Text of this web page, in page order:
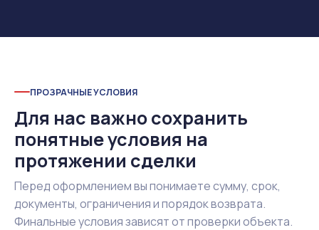
ПРОЗРАЧНЫЕ УСЛОВИЯ
Для нас важно сохранить
понятные условия на
протяжении сделки
Перед оформлением вы понимаете сумму, срок,
документы, ограничения и порядок возврата.
Финальные условия зависят от проверки объекта.